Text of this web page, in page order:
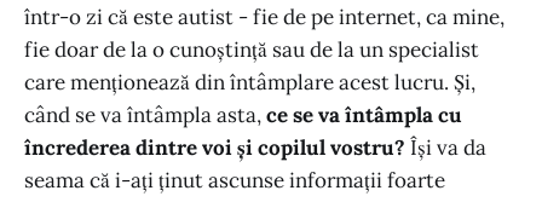
într-o zi că este autist - fie de pe internet, ca mine,
fie doar de la o cunoștință sau de la un specialist
care menționează din întâmplare acest lucru. Și,
când se va întâmpla asta,ce se va întâmpla cu
încrederea dintre voi și copilul vostru? Își va da
seama că i-ați ținut ascunse informații foarte